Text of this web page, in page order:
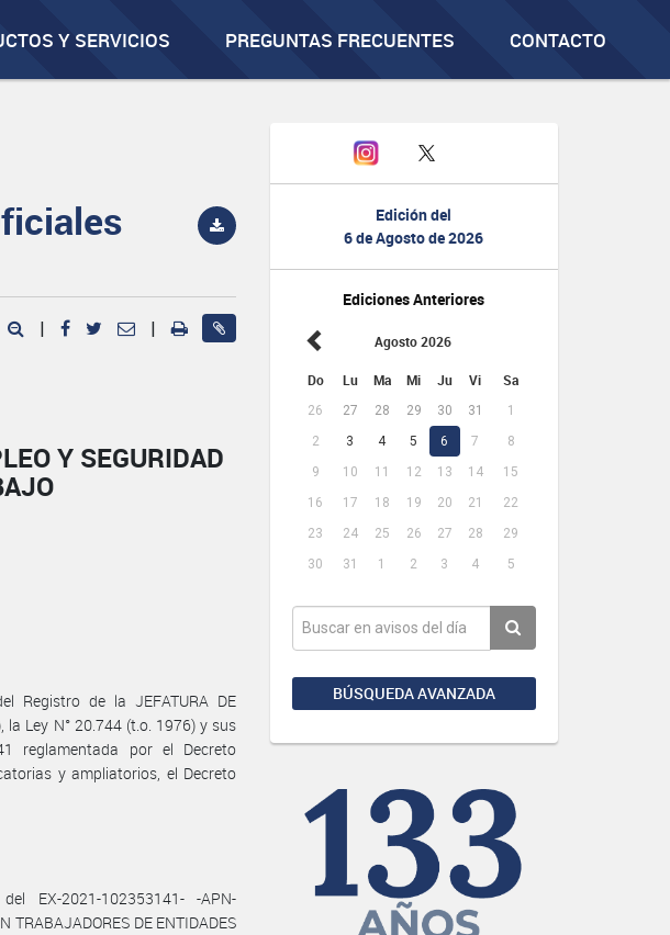
Y SERVICIOS PREGUNTAS FRECUENTES CONTACTO
Edición del
6 de Agosto de 2026
Ediciones Anteriores
Agosto 2026
Do Lu Ma Mi Ju Vi Sa
26 27 28 29 30 31
1
2
3 4 5 6 7
8
9
10 11 12 13 14
15
16
17 18 19 20 21
22
23
24 25 26 27 28
29
30
31 1 2 3 4 5
BÚSQUEDA AVANZADA
| |
Y SEGURIDAD
Registro de la JEFATURA DE
la Ley N° 20.744 (t.o. 1976) y sus
reglamentada por el Decreto
y ampliatorios, el Decreto
EX-2021-102353141- -APN-
DE ENTIDADES